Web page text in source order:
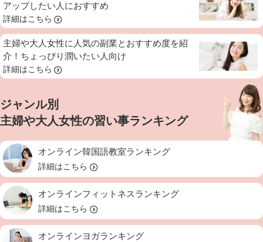
アップしたい人におすすめ
詳細はこちら
主婦や大人女性に人気の副業とおすすめ度を紹
介！ちょっぴり潤いたい人向け
詳細はこちら
ジャンル別
主婦や大人女性の習い事ランキング
オンライン韓国語教室ランキング
詳細はこちら
オンラインフィットネスランキング
詳細はこちら
オンラインヨガランキング